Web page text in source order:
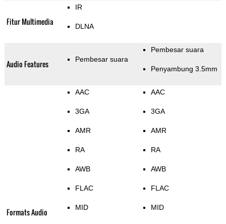
Fitur Multimedia
IR
DLNA
Audio Features Pembesar suara
Pembesar suara
Penyambung 3.5mm
Formats Audio
AAC
3GA
AMR
RA
AWB
FLAC
MID
AAC
3GA
AMR
RA
AWB
FLAC
MID